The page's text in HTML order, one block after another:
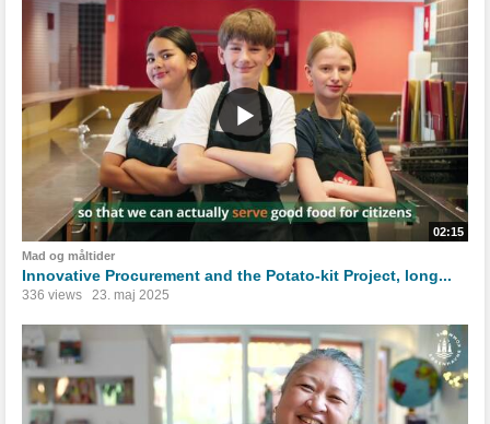
02:15
Mad og måltider
Innovative Procurement and the Potato-kit Project, long...
336 views 23. maj 2025